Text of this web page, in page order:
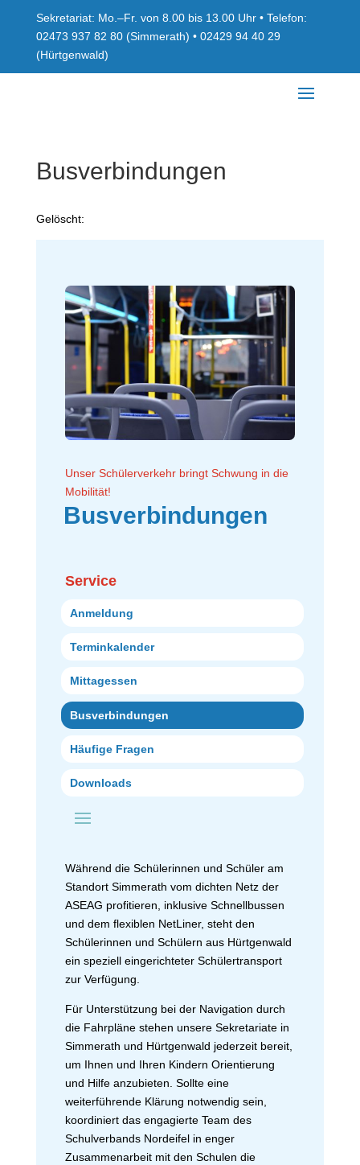
Sekretariat: Mo.–Fr. von 8.00 bis 13.00 Uhr • Telefon:
02473 937 82 80 (Simmerath) • 02429 94 40 29
(Hürtgenwald)
Busverbindungen
Gelöscht:
Unser Schülerverkehr bringt Schwung in die
Mobilität!
Busverbindungen
Service
Anmeldung
Terminkalender
Mittagessen
Busverbindungen
Häufige Fragen
Downloads
Während die Schülerinnen und Schüler am
Standort Simmerath vom dichten Netz der
ASEAG profitieren, inklusive Schnellbussen
und dem flexiblen NetLiner, steht den
Schülerinnen und Schülern aus Hürtgenwald
ein speziell eingerichteter Schülertransport
zur Verfügung.
Für Unterstützung bei der Navigation durch
die Fahrpläne stehen unsere Sekretariate in
Simmerath und Hürtgenwald jederzeit bereit,
um Ihnen und Ihren Kindern Orientierung
und Hilfe anzubieten. Sollte eine
weiterführende Klärung notwendig sein,
koordiniert das engagierte Team des
Schulverbands Nordeifel in enger
Zusammenarbeit mit den Schulen die